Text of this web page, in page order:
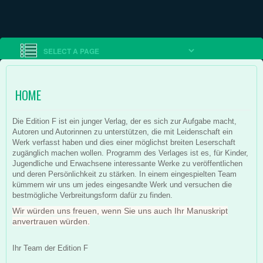
HOME
Die Edition F ist ein junger Verlag, der es sich zur Aufgabe macht,
Autoren und Autorinnen zu unterstützen, die mit Leidenschaft ein
Werk verfasst haben und dies einer möglichst breiten Leserschaft
zugänglich machen wollen. Programm des Verlages ist es, für Kinder,
Jugendliche und Erwachsene interessante Werke zu veröffentlichen
und deren Persönlichkeit zu stärken. In einem eingespielten Team
kümmern wir uns um jedes eingesandte Werk und versuchen die
bestmögliche Verbreitungsform dafür zu finden.
Wir würden uns freuen, wenn Sie uns auch Ihr Manuskript
anvertrauen würden.
Ihr Team der Edition F